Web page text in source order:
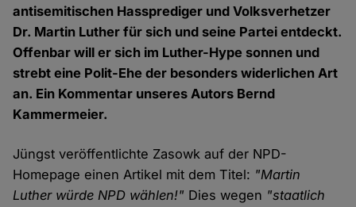
antisemitischen Hassprediger und Volksverhetzer
Dr. Martin Luther für sich und seine Partei entdeckt.
Offenbar will er sich im Luther-Hype sonnen und
strebt eine Polit-Ehe der besonders widerlichen Art
an. Ein Kommentar unseres Autors Bernd
Kammermeier.
Jüngst veröffentlichte Zasowk auf der NPD-
Homepage einen Artikel mit dem Titel: "Martin
Luther würde NPD wählen!" Dies wegen "staatlich